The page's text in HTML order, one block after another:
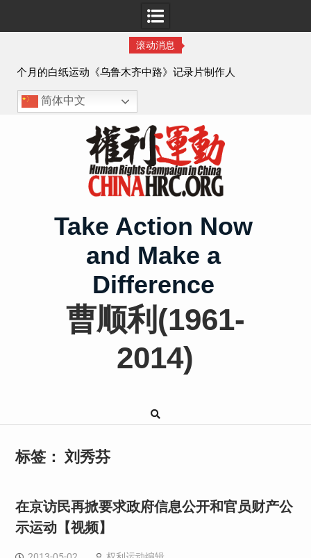
滚动消息
录片制作人 陕西公民吕动力申办护照记录
简体中文
Take Action Now
and Make a
Difference
曹顺利(1961-
2014)
标签： 刘秀芬
在京访民再掀要求政府信息公开和官员财产公
示运动【视频】